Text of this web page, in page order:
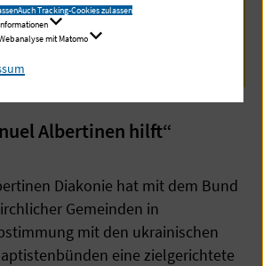
Albertinen hilft“
Diakonie hat mit dem Bund
Gemeinden in
mit den ukrainischen
eine zielgerichtete
Auch Tracking-Cookies zulassen
mit Matomo